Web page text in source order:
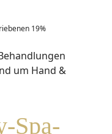
19%
Spa-